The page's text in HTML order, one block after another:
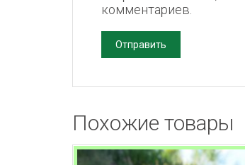
комментариев.
Похожие товары